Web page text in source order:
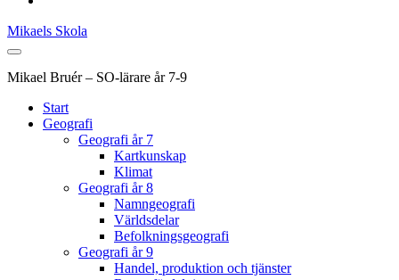
Mikaels Skola
Mikael Bruér – SO-lärare år 7-9
Start
Geografi
Geografi år 7
Kartkunskap
Klimat
Geografi år 8
Namngeografi
Världsdelar
Befolkningsgeografi
Geografi år 9
Handel, produktion och tjänster